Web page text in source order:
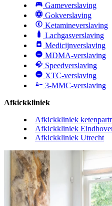
Gameverslaving
Gokverslaving
Ketamineverslaving
Lachgasverslaving
Medicijnverslaving
MDMA-verslaving
Speedverslaving
XTC-verslaving
3-MMC-verslaving
Afkickkliniek
Afkickkliniek
Afkickkliniek
Afkickkliniek Utrecht